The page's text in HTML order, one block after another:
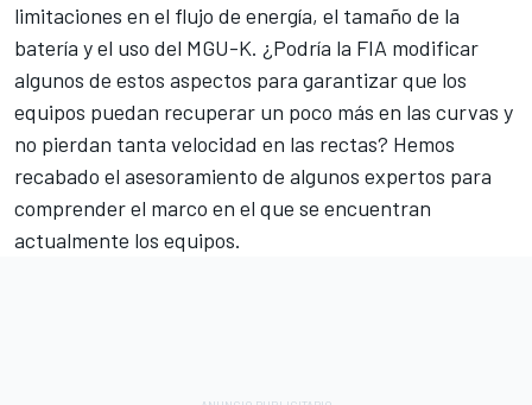
limitaciones en el flujo de energía, el tamaño de la
batería y el uso del MGU-K. ¿Podría la FIA modificar
algunos de estos aspectos para garantizar que los
equipos puedan recuperar un poco más en las curvas y
no pierdan tanta velocidad en las rectas? Hemos
recabado el asesoramiento de algunos expertos para
comprender el marco en el que se encuentran
actualmente los equipos.